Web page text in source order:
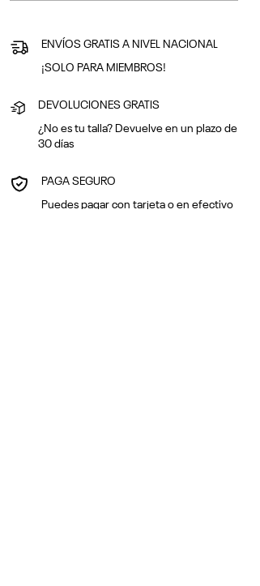
ENVÍOS GRATIS A NIVEL NACIONAL
¡SOLO PARA MIEMBROS!
DEVOLUCIONES GRATIS
¿No es tu talla? Devuelve en un plazo de
30 días
PAGA SEGURO
Puedes pagar con tarjeta o en efectivo